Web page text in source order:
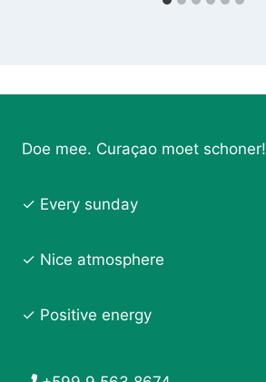
Doe mee. Curaçao moet schoner!
✓ Every sunday
✓ Nice atmosphere
✓ Positive energy